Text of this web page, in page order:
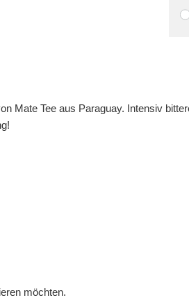
Mate Tee aus Paraguay. Intensiv
möchten.